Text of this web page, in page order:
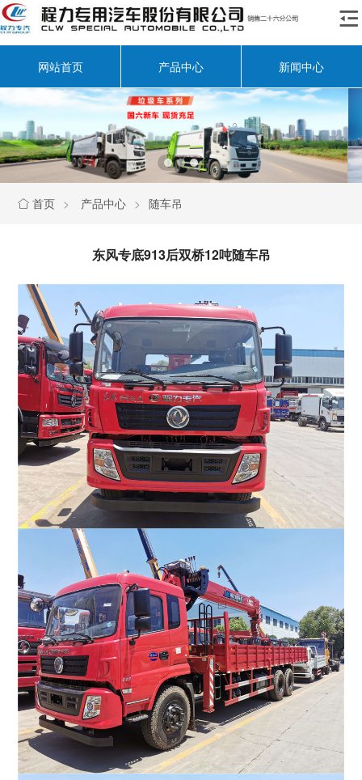

网站首页 产品中心 新闻中心
 首页 > 产品中心 > 随车吊
东风专底913后双桥12吨随车吊